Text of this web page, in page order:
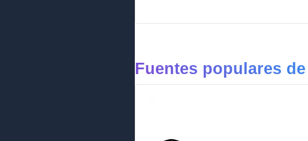
Fuentes populares